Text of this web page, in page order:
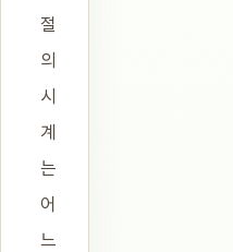
절
의
시
계
는
어
느